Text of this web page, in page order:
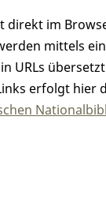
direkt im
mittels
URLs
erfolgt hier